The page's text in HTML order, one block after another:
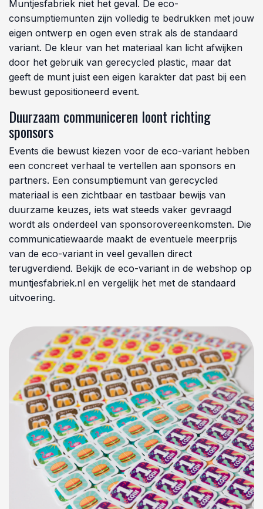
Muntjesfabriek niet het geval. De eco-
consumptiemunten zijn volledig te bedrukken met jouw
eigen ontwerp en ogen even strak als de standaard
variant. De kleur van het materiaal kan licht afwijken
door het gebruik van gerecycled plastic, maar dat
geeft de munt juist een eigen karakter dat past bij een
bewust gepositioneerd event.
Duurzaam communiceren loont richting
sponsors
Events die bewust kiezen voor de eco-variant hebben
een concreet verhaal te vertellen aan sponsors en
partners. Een consumptiemunt van gerecycled
materiaal is een zichtbaar en tastbaar bewijs van
duurzame keuzes, iets wat steeds vaker gevraagd
wordt als onderdeel van sponsorovereenkomsten. Die
communicatiewaarde maakt de eventuele meerprijs
van de eco-variant in veel gevallen direct
terugverdiend. Bekijk de eco-variant in de webshop op
muntjesfabriek.nl en vergelijk het met de standaard
uitvoering.